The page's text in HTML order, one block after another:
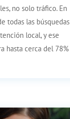
no solo tráfico. En
todas las búsquedas
local, y ese
hasta cerca del 78%